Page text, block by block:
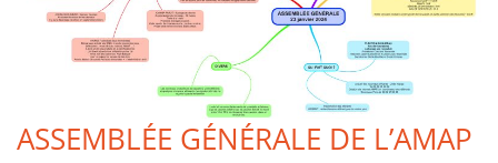
ASSEMBLÉE GÉNÉRALE DE L’AMAP